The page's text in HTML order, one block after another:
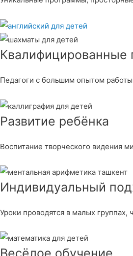
Квалифицированные
Педагоги с большим опытом работы
Развитие ребёнка
Воспитание творческого видения
Индивидуальный
Уроки проводятся в малых